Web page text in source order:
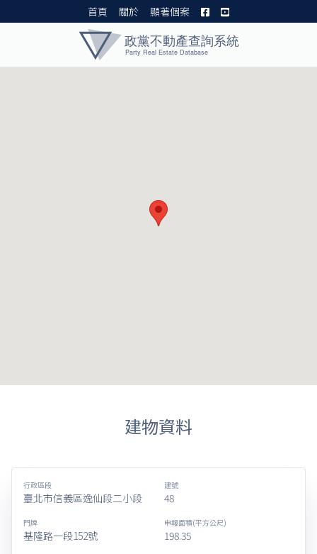
首頁 關於 顯著個案
建物資料
行政區段
臺北市信義區逸仙段二小段
建號
48
門牌
基隆路一段152號
申報面積(平方公尺)
198.35